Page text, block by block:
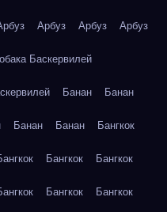
Арбуз Арбуз Арбуз
Баскервилей
Банан Банан
Банан Банан Бангкок
Бангкок Бангкок
Бангкок Бангкок